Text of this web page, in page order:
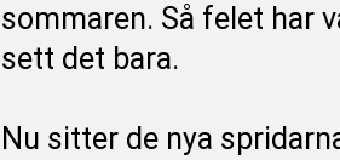
sommaren. Så felet har
sett det bara.
Nu sitter de nya